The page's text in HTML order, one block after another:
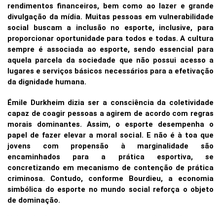
rendimentos financeiros, bem como ao lazer e grande
divulgação da mídia. Muitas pessoas em vulnerabilidade
social buscam a inclusão no esporte, inclusive, para
proporcionar oportunidade para todos e todas. A cultura
sempre é associada ao esporte, sendo essencial para
aquela parcela da sociedade que não possui acesso a
lugares e serviços básicos necessários para a efetivação
da dignidade humana.
Émile Durkheim dizia ser a consciência da coletividade
capaz de coagir pessoas a agirem de acordo com regras
morais dominantes. Assim, o esporte desempenha o
papel de fazer elevar a moral social. E não é à toa que
jovens com propensão à marginalidade são
encaminhados para a prática esportiva, se
concretizando em mecanismo de contenção de prática
criminosa. Contudo, conforme Bourdieu, a economia
simbólica do esporte no mundo social reforça o objeto
de dominação.